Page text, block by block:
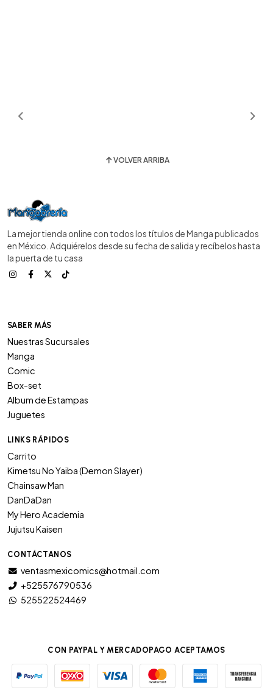
VOLVER ARRIBA
La mejor tienda online con todos los títulos de Manga publicados
en México. Adquiérelos desde su fecha de salida y recíbelos hasta
la puerta de tu casa
SABER MÁS
Nuestras Sucursales
Manga
Comic
Box-set
Album de Estampas
Juguetes
LINKS RÁPIDOS
Carrito
Kimetsu No Yaiba (Demon Slayer)
Chainsaw Man
DanDaDan
My Hero Academia
Jujutsu Kaisen
CONTÁCTANOS
ventasmexicomics@hotmail.com
+525576790536
525522524469
CON PAYPAL Y MERCADOPAGO ACEPTAMOS